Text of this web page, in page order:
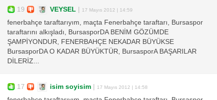
19 VEYSEL | 17 Mayıs 2012 | 14:59
fenerbahçe taraftarıyım, maçta Fenerbahçe taraftarı, Bursaspor
taraftarını alkışladı, BursasporDA BENİM GÖZÜMDE
ŞAMPİYONDUR, FENERBAHÇE NEKADAR BÜYÜKSE
BursasporDA O KADAR BÜYÜKTÜR, BursasporA BAŞARILAR
DİLERİZ...
17 isim soyisim | 17 Mayıs 2012 | 14:58